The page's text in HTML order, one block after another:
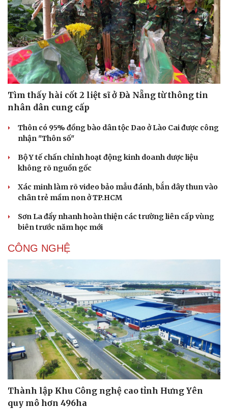
Tìm thấy hài cốt 2 liệt sĩ ở Đà Nẵng từ thông tin
nhân dân cung cấp
Thôn có 95% đồng bào dân tộc Dao ở Lào Cai được công
nhận "Thôn số"
Bộ Y tế chấn chỉnh hoạt động kinh doanh dược liệu
không rõ nguồn gốc
Xác minh làm rõ video bảo mẫu đánh, bắn dây thun vào
chân trẻ mầm non ở TP.HCM
Sơn La đẩy nhanh hoàn thiện các trường liên cấp vùng
biên trước năm học mới
CÔNG NGHỆ
Thành lập Khu Công nghệ cao tỉnh Hưng Yên
quy mô hơn 496ha